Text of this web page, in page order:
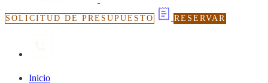
SOLICITUD DE PRESUPUESTO RESERVAR
Inicio